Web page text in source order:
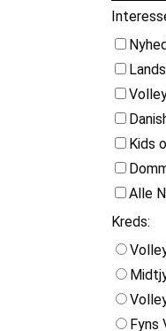
Kids
Alle
Kreds:
Fyns